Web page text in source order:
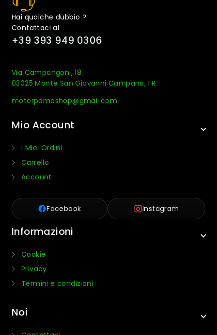
Hai qualche dubbio ?
Contattaci al
+39 393 949 0306
Via Campangoni, 18
03025 Monte San Giovanni Campano, FR
motorpamashop@gmail.com
Mio Account
I Miei Ordini
Carrello
Account
Facebook Instagram
Informazioni
Cookie
Privacy
Termini e condizioni
Noi